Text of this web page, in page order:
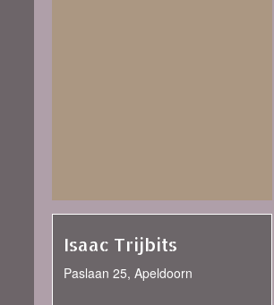
Isaac Trijbits
Paslaan 25, Apeldoorn